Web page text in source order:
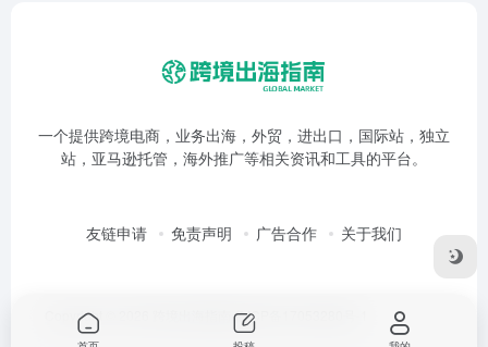
一个提供跨境电商，业务出海，外贸，进出口，国际站，独立
站，亚马逊托管，海外推广等相关资讯和工具的平台。
友链申请 免责声明 广告合作 关于我们
Copyright © 2026 鲁ICP备17053280号-1